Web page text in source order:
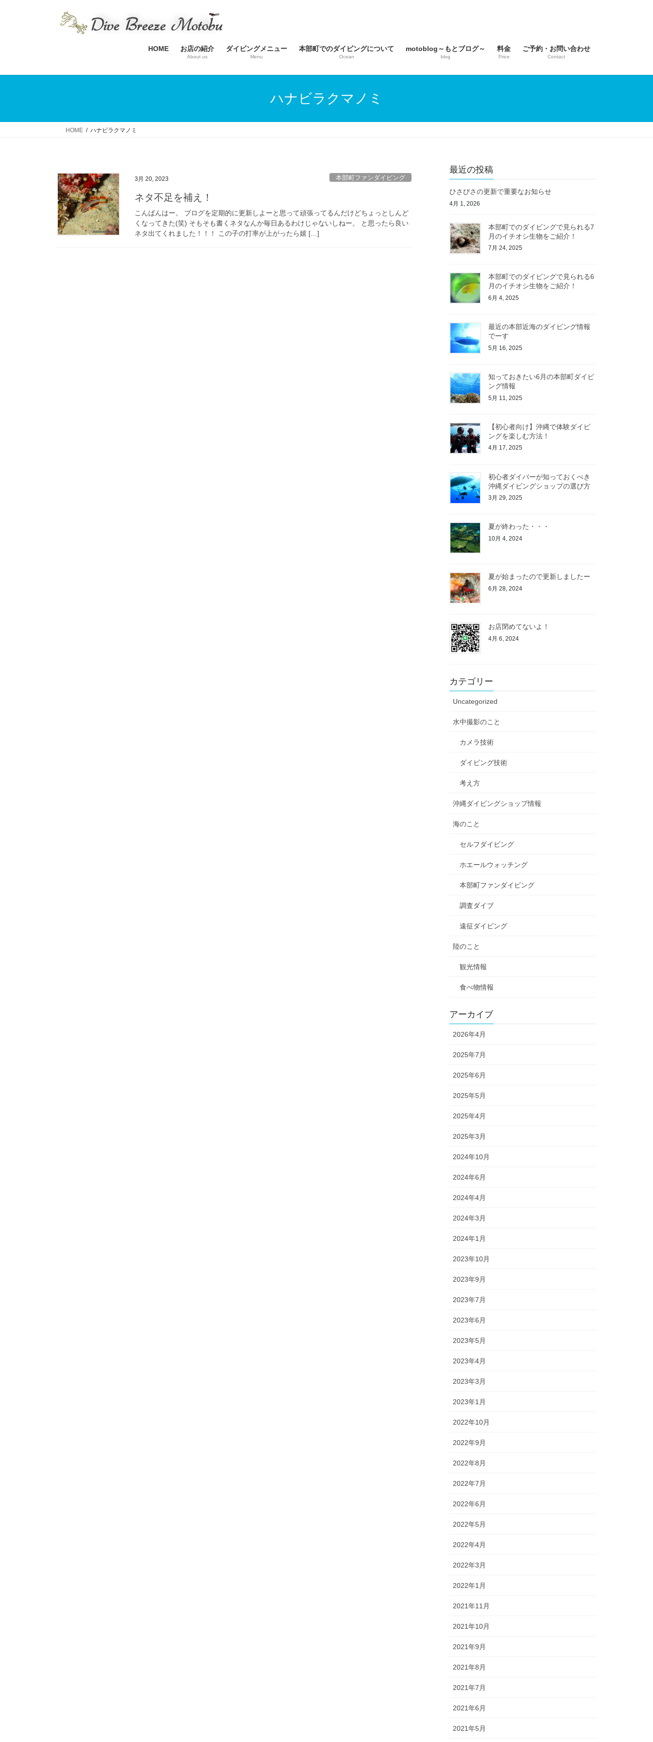
ス
ン
HOME お店の紹介
About us
ダイビングメニュー
Menu
本部町でのダイビングについて
Ocean
motoblog～もとブログ～
blog
料金
Price
ご予約・お問い合わせ
Contact
ハナビラクマノミ
HOME ハナビラクマノミ
3月 20, 2023 本部町ファンダイビング
ネタ不足を補え！
こんばんはー。 ブログを定期的に更新しよーと思って頑張ってるんだけどちょっとしんど
くなってきた(笑) そもそも書くネタなんか毎日あるわけじゃないしねー。 と思ったら良い
ネタ出てくれました！！！ この子の打率が上がったら嬉 […]
最近の投稿
ひさびさの更新で重要なお知らせ
4月 1, 2026
本部町でのダイビングで見られる7
月のイチオシ生物をご紹介！
7月 24, 2025
本部町でのダイビングで見られる6
月のイチオシ生物をご紹介！
6月 4, 2025
最近の本部近海のダイビング情報
でーす
5月 16, 2025
知っておきたい6月の本部町ダイビ
ング情報
5月 11, 2025
【初心者向け】沖縄で体験ダイビ
ングを楽しむ方法！
4月 17, 2025
初心者ダイバーが知っておくべき
沖縄ダイビングショップの選び方
3月 29, 2025
夏が終わった・・・
10月 4, 2024
夏が始まったので更新しましたー
6月 28, 2024
お店閉めてないよ！
4月 6, 2024
カテゴリー
Uncategorized
水中撮影のこと
カメラ技術
ダイビング技術
考え方
沖縄ダイビングショップ情報
海のこと
セルフダイビング
ホエールウォッチング
本部町ファンダイビング
調査ダイブ
遠征ダイビング
陸のこと
観光情報
食べ物情報
アーカイブ
2026年4月
2025年7月
2025年6月
2025年5月
2025年4月
2025年3月
2024年10月
2024年6月
2024年4月
2024年3月
2024年1月
2023年10月
2023年9月
2023年7月
2023年6月
2023年5月
2023年4月
2023年3月
2023年1月
2022年10月
2022年9月
2022年8月
2022年7月
2022年6月
2022年5月
2022年4月
2022年3月
2022年1月
2021年11月
2021年10月
2021年9月
2021年8月
2021年7月
2021年6月
2021年5月